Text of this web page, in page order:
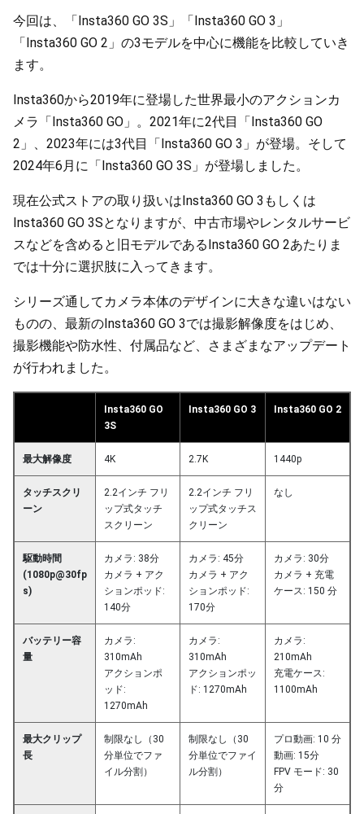
今回は、「Insta360 GO 3S」「Insta360 GO 3」
「Insta360 GO 2」の3モデルを中心に機能を比較していき
ます。
Insta360から2019年に登場した世界最小のアクションカ
メラ「Insta360 GO」。2021年に2代目「Insta360 GO
2」、2023年には3代目「Insta360 GO 3」が登場。そして
2024年6月に「Insta360 GO 3S」が登場しました。
現在公式ストアの取り扱いはInsta360 GO 3もしくは
Insta360 GO 3Sとなりますが、中古市場やレンタルサービ
スなどを含めると旧モデルであるInsta360 GO 2あたりま
では十分に選択肢に入ってきます。
シリーズ通してカメラ本体のデザインに大きな違いはない
ものの、最新のInsta360 GO 3では撮影解像度をはじめ、
撮影機能や防水性、付属品など、さまざまなアップデート
が行われました。
Insta360 GO
3S
Insta360 GO 3 Insta360 GO 2
最大解像度 4K 2.7K 1440p
タッチスクリ
ーン
2.2インチ フリ
ップ式タッチ
スクリーン
2.2インチ フリ
ップ式タッチス
クリーン
なし
駆動時間
(1080p@30fp
s)
カメラ: 38分
カメラ + アク
ションポッド:
140分
カメラ: 45分
カメラ + アク
ションポッド:
170分
カメラ: 30分
カメラ + 充電
ケース: 150 分
バッテリー容
量
カメラ:
310mAh
アクションポ
ッド:
1270mAh
カメラ:
310mAh
アクションポッ
ド: 1270mAh
カメラ:
210mAh
充電ケース:
1100mAh
最大クリップ
長
制限なし（30
分単位でファ
イル分割）
制限なし（30
分単位でファイ
ル分割）
プロ動画: 10 分
動画: 15分
FPV モード: 30
分